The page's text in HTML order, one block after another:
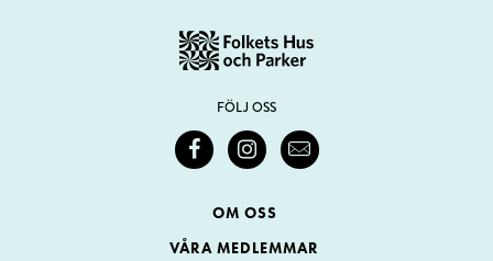
FÖLJ OSS
OM OSS
VÅRA MEDLEMMAR